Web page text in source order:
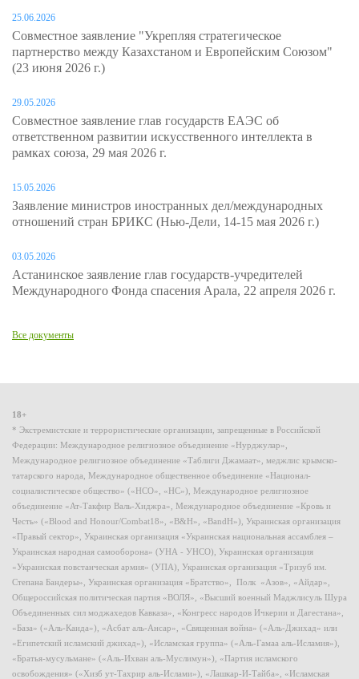
25.06.2026
Совместное заявление "Укрепляя стратегическое
партнерство между Казахстаном и Европейским Союзом"
(23 июня 2026 г.)
29.05.2026
Совместное заявление глав государств ЕАЭС об
ответственном развитии искусственного интеллекта в
рамках союза, 29 мая 2026 г.
15.05.2026
Заявление министров иностранных дел/международных
отношений стран БРИКС (Нью-Дели, 14-15 мая 2026 г.)
03.05.2026
Астанинское заявление глав государств-учредителей
Международного Фонда спасения Арала, 22 апреля 2026 г.
Все документы
18+
* Экстремистские и террористические организации, запрещенные в Российской
Федерации: Международное религиозное объединение «Нурджулар»,
Международное религиозное объединение «Таблиги Джамаат», меджлис крымско-
татарского народа, Международное общественное объединение «Национал-
социалистическое общество» («НСО», «НС»), Международное религиозное
объединение «Ат-Такфир Валь-Хиджра», Международное объединение «Кровь и
Честь» («Blood and Honour/Combat18», «B&H», «BandH»), Украинская организация
«Правый сектор», Украинская организация «Украинская национальная ассамблея –
Украинская народная самооборона» (УНА - УНСО), Украинская организация
«Украинская повстанческая армия» (УПА), Украинская организация «Тризуб им.
Степана Бандеры», Украинская организация «Братство», Полк «Азов», «Айдар»,
Общероссийская политическая партия «ВОЛЯ», «Высший военный Маджлисуль Шура
Объединенных сил моджахедов Кавказа», «Конгресс народов Ичкерии и Дагестана»,
«База» («Аль-Каида»), «Асбат аль-Ансар», «Священная война» («Аль-Джихад» или
«Египетский исламский джихад»), «Исламская группа» («Аль-Гамаа аль-Исламия»),
«Братья-мусульмане» («Аль-Ихван аль-Муслимун»), «Партия исламского
освобождения» («Хизб ут-Тахрир аль-Ислами»), «Лашкар-И-Тайба», «Исламская